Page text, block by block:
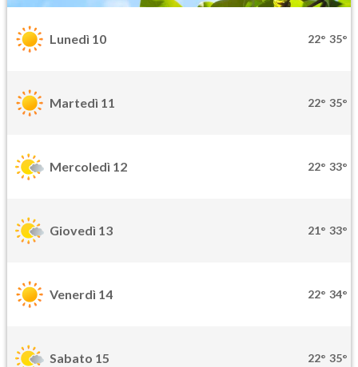
Lunedì 10 22° 35°
Martedì 11 22° 35°
Mercoledì 12 22° 33°
Giovedì 13 21° 33°
Venerdì 14 22° 34°
Sabato 15 22° 35°